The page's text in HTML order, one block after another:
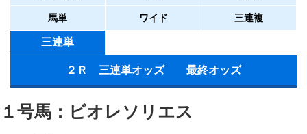
馬単 ワイド 三連複
三連単
２Ｒ 三連単オッズ 最終オッズ
１号馬：ビオレソリエス